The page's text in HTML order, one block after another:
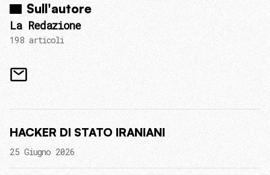
Sull'autore
La Redazione
198 articoli
HACKER DI STATO IRANIANI
25 Giugno 2026